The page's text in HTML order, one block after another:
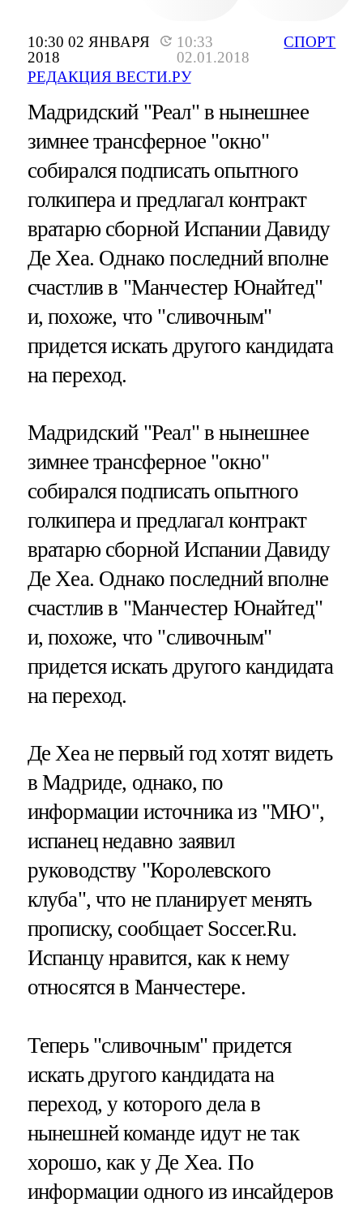
10:30 02 ЯНВАРЯ
2018
10:33
02.01.2018
РЕДАКЦИЯ ВЕСТИ.РУ
СПОРТ
Мадридский "Реал" в нынешнее
зимнее трансферное "окно"
собирался подписать опытного
голкипера и предлагал контракт
вратарю сборной Испании Давиду
Де Хеа. Однако последний вполне
счастлив в "Манчестер Юнайтед"
и, похоже, что "сливочным"
придется искать другого кандидата
на переход.
Мадридский "Реал" в нынешнее
зимнее трансферное "окно"
собирался подписать опытного
голкипера и предлагал контракт
вратарю сборной Испании Давиду
Де Хеа. Однако последний вполне
счастлив в "Манчестер Юнайтед"
и, похоже, что "сливочным"
придется искать другого кандидата
на переход.
Де Хеа не первый год хотят видеть
в Мадриде, однако, по
информации источника из "МЮ",
испанец недавно заявил
руководству "Королевского
клуба", что не планирует менять
прописку, сообщает Soccer.Ru.
Испанцу нравится, как к нему
относятся в Манчестере.
Теперь "сливочным" придется
искать другого кандидата на
переход, у которого дела в
нынешней команде идут не так
хорошо, как у Де Хеа. По
информации одного из инсайдеров